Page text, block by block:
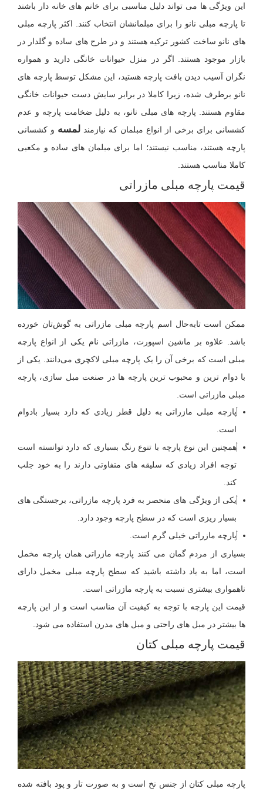
این ویژگی ها می تواند دلیل مناسبی برای خانم های خانه دار باشند
تا پارچه مبلی نانو را برای مبلمانشان انتخاب کنند. اکثر پارچه مبلی
های نانو ساخت کشور ترکیه هستند و در طرح های ساده و گلدار در
بازار موجود هستند. اگر در منزل حیوانات خانگی دارید و همواره
نگران آسیب دیدن بافت پارچه هستید، این مشکل توسط پارچه های
نانو برطرف شده، زیرا کاملا در برابر سایش دست حیوانات خانگی
مقاوم هستند. پارچه های مبلی نانو، به دلیل ضخامت پارچه و عدم
کشسانی برای برخی از انواع مبلمان که نیازمند لمسه و کشسانی
پارچه هستند، مناسب نیستند؛ اما برای مبلمان های ساده و مکعبی
کاملا مناسب هستند.
قیمت پارچه مبلی مازراتی
ممکن است تابه‌حال اسم پارچه مبلی مازراتی به گوش‌تان خورده
باشد. علاوه بر ماشین اسپورت، مازراتی نام یکی از انواع پارچه
مبلی است که برخی آن را یک پارچه مبلی لاکچری می‌دانند. یکی از
با دوام ترین و محبوب ترین پارچه ها در صنعت مبل سازی، پارچه
مبلی مازراتی است.
پارچه مبلی مازراتی به دلیل قطر زیادی که دارد بسیار بادوام
است.
همچنین این نوع پارچه با تنوع رنگ بسیاری که دارد توانسته است
توجه افراد زیادی که سلیقه های متفاوتی دارند را به خود جلب
کند.
یکی از ویژگی های منحصر به فرد پارچه مازراتی، برجستگی های
بسیار ریزی است که در سطح پارچه وجود دارد.
پارچه مازراتی خیلی گرم است.
بسیاری از مردم گمان می کنند پارچه مازراتی همان پارچه مخمل
است، اما به یاد داشته باشید که سطح پارچه مبلی مخمل دارای
ناهمواری بیشتری نسبت به پارچه مازراتی است.
قیمت این پارچه با توجه به کیفیت آن مناسب است و از این پارچه
ها بیشتر در مبل های راحتی و مبل های مدرن استفاده می شود.
قیمت پارچه مبلی کتان
پارچه مبلی کتان از جنس نخ است و به صورت تار و پود بافته شده